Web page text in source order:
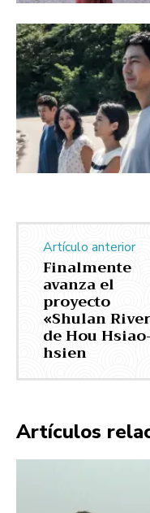
Artículo anterior
Finalmente
avanza el
proyecto
«Shulan
de Hou
hsien
Artículos